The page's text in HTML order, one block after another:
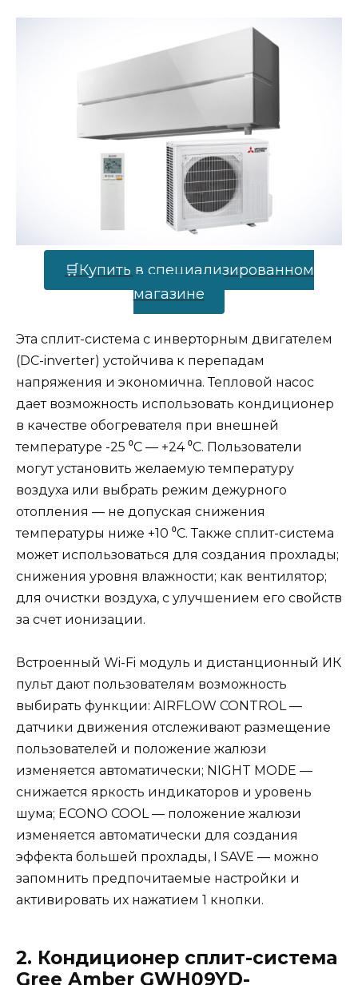
🛒Купить в специализированном
магазине
Эта сплит-система с инверторным двигателем
(DC-inverter) устойчива к перепадам
напряжения и экономична. Тепловой насос
дает возможность использовать кондиционер
в качестве обогревателя при внешней
температуре -25 ⁰С — +24 ⁰С. Пользователи
могут установить желаемую температуру
воздуха или выбрать режим дежурного
отопления — не допуская снижения
температуры ниже +10 ⁰С. Также сплит-система
может использоваться для создания прохлады;
снижения уровня влажности; как вентилятор;
для очистки воздуха, с улучшением его свойств
за счет ионизации.
Встроенный Wi-Fi модуль и дистанционный ИК
пульт дают пользователям возможность
выбирать функции: AIRFLOW CONTROL —
датчики движения отслеживают размещение
пользователей и положение жалюзи
изменяется автоматически; NIGHT MODE —
снижается яркость индикаторов и уровень
шума; ECONO COOL — положение жалюзи
изменяется автоматически для создания
эффекта большей прохлады, I SAVE — можно
запомнить предпочитаемые настройки и
активировать их нажатием 1 кнопки.
2. Кондиционер сплит-система
Gree Amber GWH09YD-